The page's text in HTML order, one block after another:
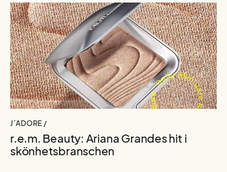
J´ADORE /
r.e.m. Beauty: Ariana Grandes hit i
skönhetsbranschen